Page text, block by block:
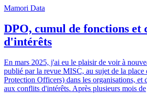
Mamori Data
DPO, cumul de fonctions et
d'intérêts
En mars 2025, j'ai eu le plaisir de voir à
publié par la revue MISC, au sujet de la place
Protection Officers) dans les organisations, et
aux conflits d'intérêts. Après plusieurs mois de